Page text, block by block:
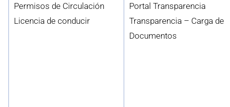
Permisos de Circulación
Licencia de conducir
Portal Transparencia
Transparencia – Carga de
Documentos